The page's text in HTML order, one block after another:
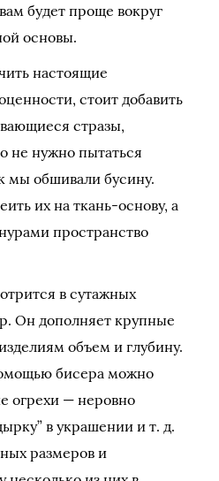
будет проще вокруг
основы.
настоящие
стоит добавить
стразы,
не нужно пытаться
мы обшивали бусину.
их на ткань-основу, а
пространство
в сутажных
Он дополняет крупные
объем и глубину.
бисера можно
огрехи — неровно
в украшении и т. д.
размеров и